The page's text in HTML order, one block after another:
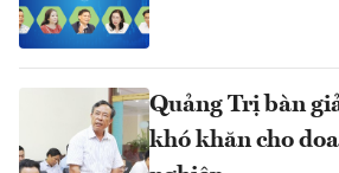
Quảng Trị bàn
khó khăn cho